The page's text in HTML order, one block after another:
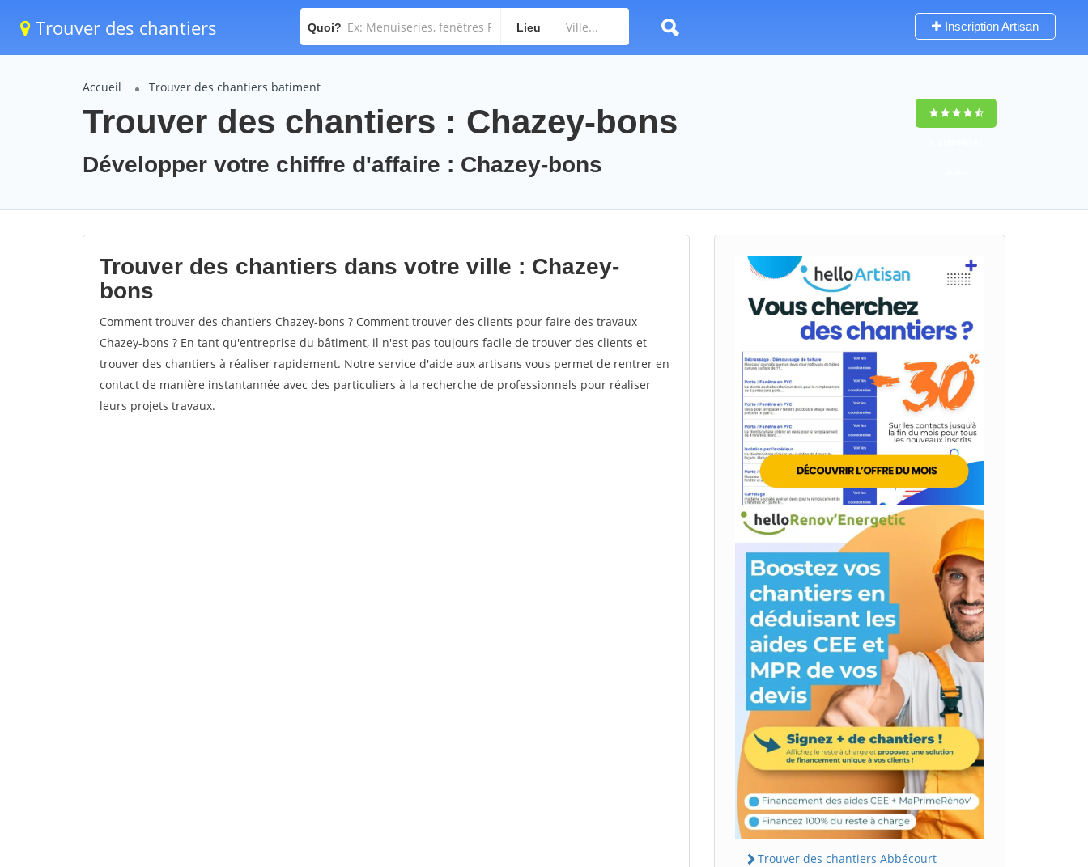
Trouver des chantiers Quoi? Lieu Inscription Artisan
Accueil Trouver des chantiers batiment
Trouver des chantiers : Chazey-bons
Développer votre chiffre d'affaire : Chazey-bons
Trouver des chantiers dans votre ville : Chazey-
bons
Comment trouver des chantiers Chazey-bons ? Comment trouver des clients pour faire des travaux
Chazey-bons ? En tant qu'entreprise du bâtiment, il n'est pas toujours facile de trouver des clients et
trouver des chantiers à réaliser rapidement. Notre service d'aide aux artisans vous permet de rentrer en
contact de manière instantannée avec des particuliers à la recherche de professionnels pour réaliser
leurs projets travaux.
Trouver des chantiers Abbécourt